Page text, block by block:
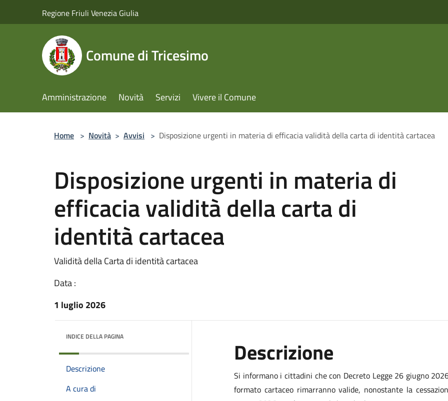
Regione Friuli Venezia Giulia
Comune di Tricesimo
Amministrazione Novità Servizi Vivere il Comune
Home > Novità > Avvisi > Disposizione urgenti in materia di efficacia validità della carta di identità cartacea
Disposizione urgenti in materia di
efficacia validità della carta di
identità cartacea
Validità della Carta di identità cartacea
Data :
1 luglio 2026
INDICE DELLA PAGINA
Descrizione
A cura di
Descrizione
Si informano i cittadini che con Decreto Legge 26 giugno
formato cartaceo rimarranno valide, nonostante la